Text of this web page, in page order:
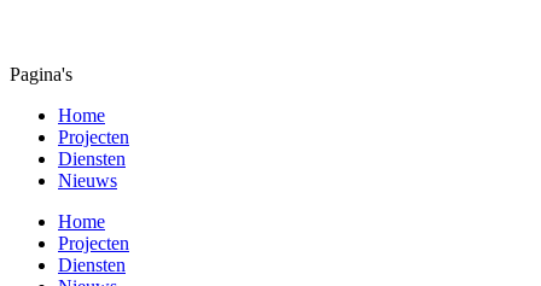
Pagina's
Home
Projecten
Diensten
Nieuws
Home
Projecten
Diensten